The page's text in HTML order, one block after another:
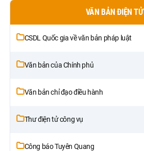
VĂN BẢN ĐIỆN TỬ
CSDL Quốc gia về văn bản pháp luật
Văn bản của Chính phủ
Văn bản chỉ đạo điều hành
Thư điện tử công vụ
Công báo Tuyên Quang